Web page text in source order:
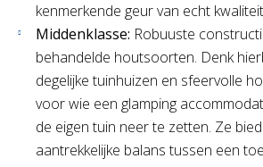
kenmerkende geur van echt
Middenklasse: Robuuste
behandelde houtsoorten. Denk
degelijke tuinhuizen en sfeervolle
voor wie een glamping
de eigen tuin neer te zetten. Ze
aantrekkelijke balans tussen een